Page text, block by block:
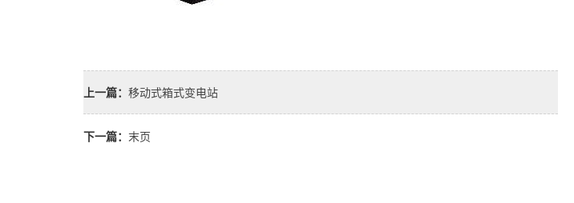
上一篇： 移动式箱式变电站
下一篇： 末页